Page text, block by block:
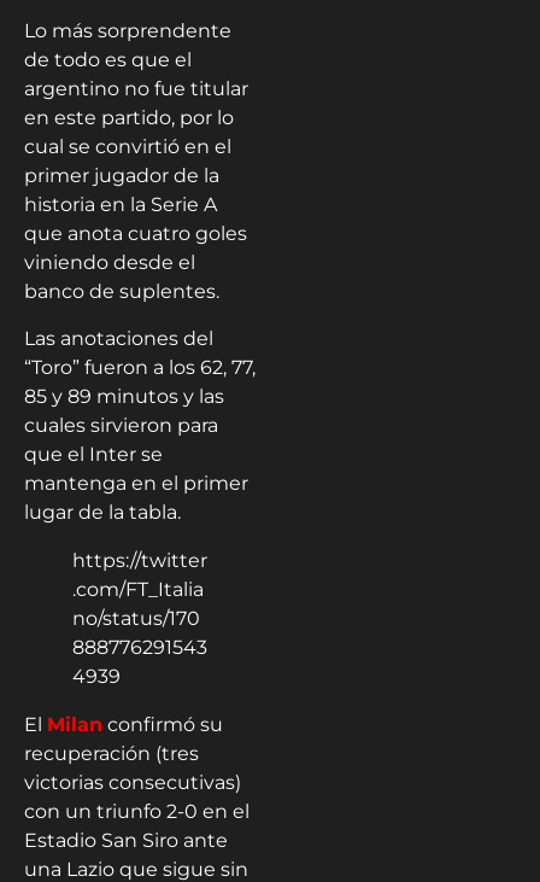
Lo más sorprendente
de todo es que el
argentino no fue titular
en este partido, por lo
cual se convirtió en el
primer jugador de la
historia en la Serie A
que anota cuatro goles
viniendo desde el
banco de suplentes.
Las anotaciones del
“Toro” fueron a los 62, 77,
85 y 89 minutos y las
cuales sirvieron para
que el Inter se
mantenga en el primer
lugar de la tabla.
https://twitter
.com/FT_Italia
no/status/170
888776291543
4939
El Milan confirmó su
recuperación (tres
victorias consecutivas)
con un triunfo 2-0 en el
Estadio San Siro ante
una Lazio que sigue sin